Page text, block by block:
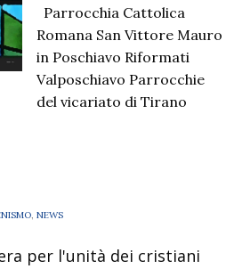
Parrocchia Cattolica
Romana San Vittore Mauro
in Poschiavo Riformati
Valposchiavo Parrocchie
del vicariato di Tirano
, NEWS
per l'unità dei cristiani